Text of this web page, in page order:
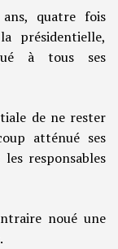
quatre fois
présidentielle,
à tous ses
de ne rester
atténué ses
responsables
noué une